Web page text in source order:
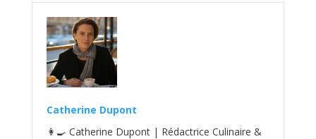
Catherine Dupont
👩‍🍳 Catherine Dupont | Rédactrice Culinaire &